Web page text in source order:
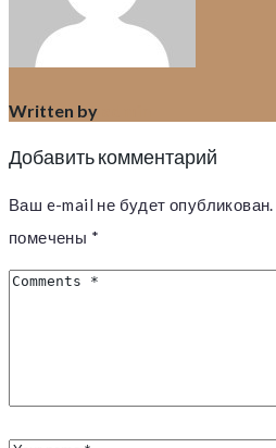
Written by
Добавить комментарий
Ваш e-mail не будет опубликован.
помечены *